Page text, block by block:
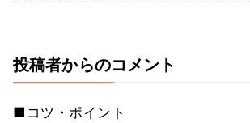
投稿者からのコメント
■コツ・ポイント